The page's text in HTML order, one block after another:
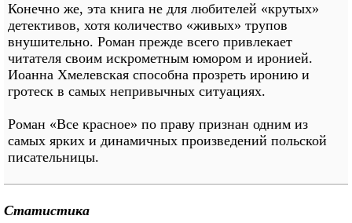
Конечно же, эта книга не для любителей «крутых»
детективов, хотя количество «живых» трупов
внушительно. Роман прежде всего привлекает
читателя своим искрометным юмором и иронией.
Иоанна Хмелевская способна прозреть иронию и
гротеск в самых непривычных ситуациях.
Роман «Все красное» по праву признан одним из
самых ярких и динамичных произведений польской
писательницы.
Статистика